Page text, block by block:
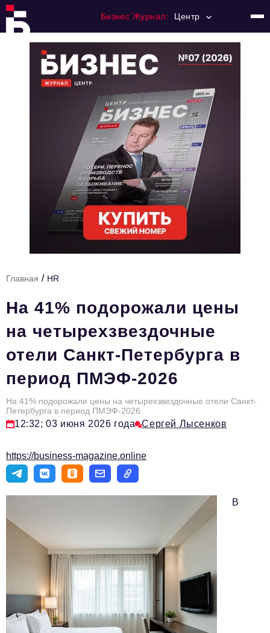
Бизнес Журнал: Центр
Регулирование
Премия "Тульский Бизнес"
История тульского предпринимательства
Тема номера
HR
Персона номера
Инфраструктура развития
Технологии и тренды
Туризм
Мероприятия
Видео
Телефон редакции: +7 495 727-01-67
Электронные почты редакции:
Информационный отдел
info@business-magazine.online
Отдел рекламы
reklama@business-magazine.online
Главная / HR
На 41% подорожали цены
на четырехзвездочные
отели Санкт-Петербурга в
период ПМЭФ-2026
На 41% подорожали цены на четырехзвездочные отели Санкт-
Петербурга в период ПМЭФ-2026
12:32; 03 июня 2026 года Сергей Лысенков
https://business-magazine.online
В